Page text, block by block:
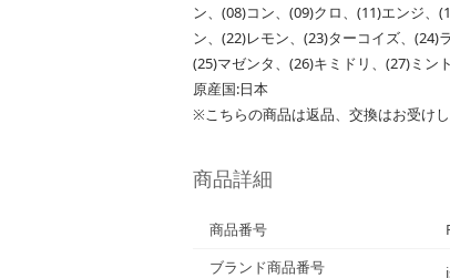
ン、(08)コン、(09)クロ、(11)エンジ、
ン、(22)レモン、(23)ターコイズ、(24)
(25)マゼンタ、(26)キミドリ、(27)ミント
原産国:日本
※こちらの商品は返品、交換はお受け
商品詳細
商品番号
ブランド商品番号